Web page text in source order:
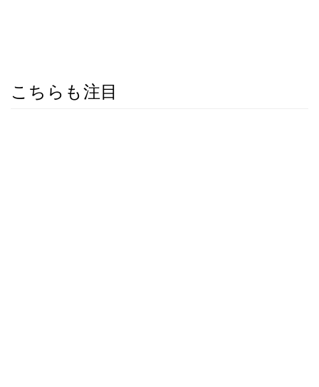
こちらも注目